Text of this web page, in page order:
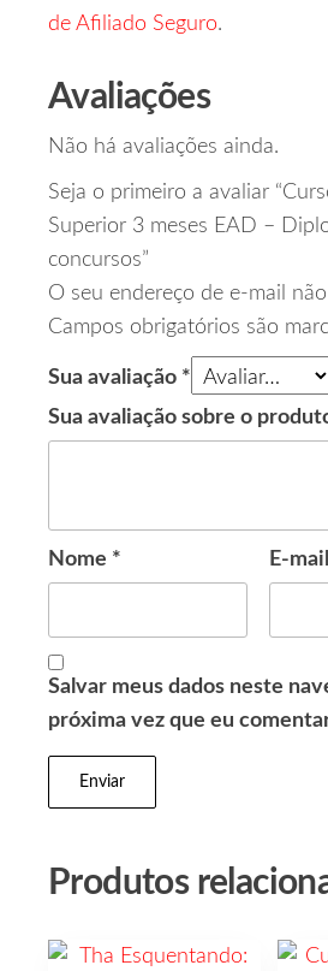
de Afiliado Seguro.
Avaliações
Não há avaliações ainda.
Seja o primeiro a avaliar
Superior 3 meses EAD –
concursos”
O seu endereço de e-mail
Campos obrigatórios são
Sua avaliação *
Sua avaliação sobre o
Nome * E-mail
Salvar meus dados neste
próxima vez que eu
Produtos